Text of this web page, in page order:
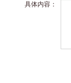
具体内容：